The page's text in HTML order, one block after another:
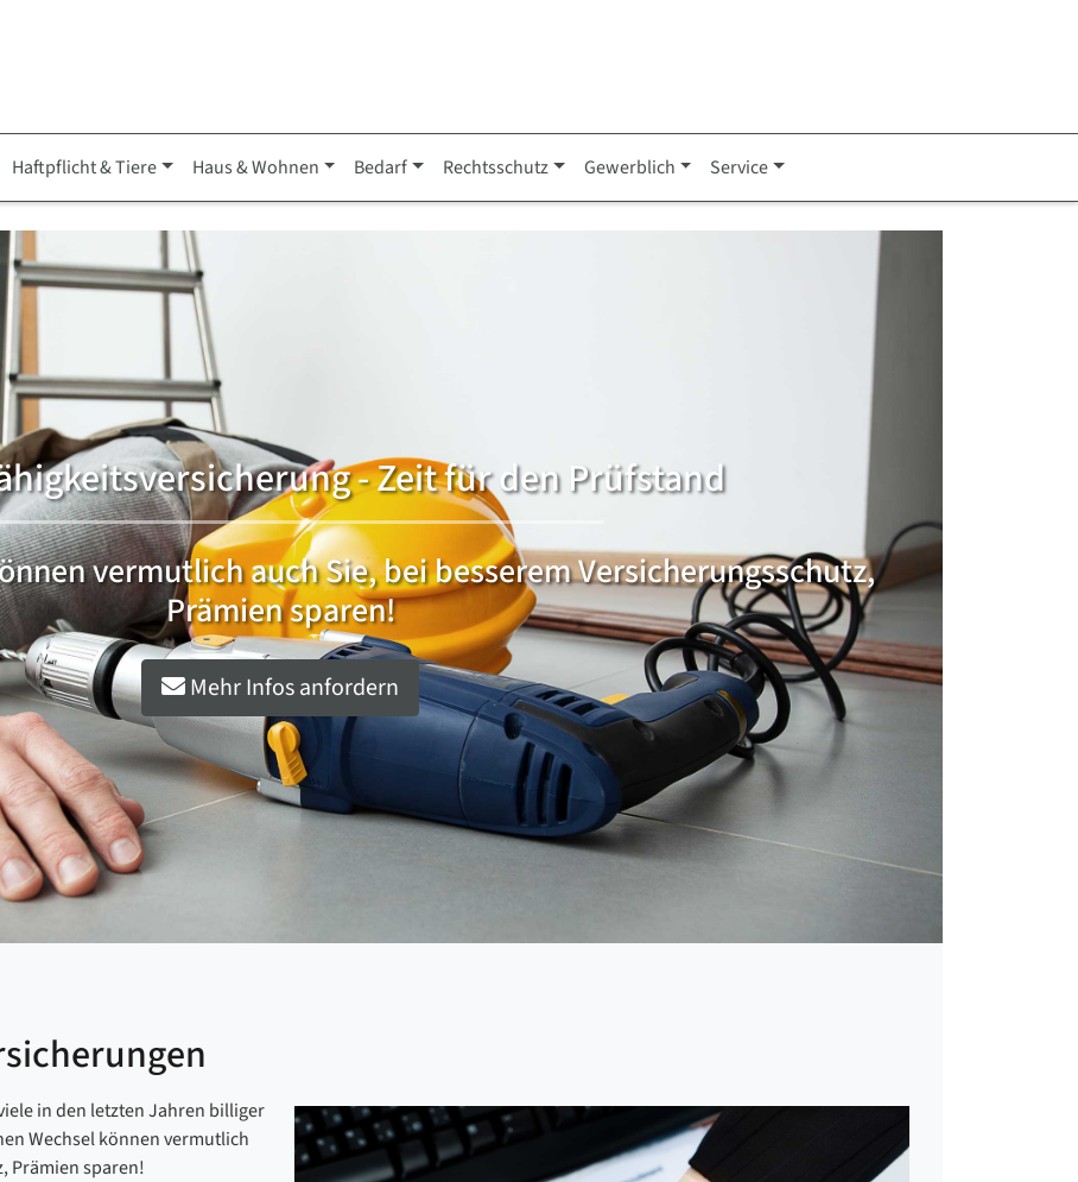
Haftpflicht & Tiere Haus & Wohnen Bedarf Rechtsschutz Gewerblich Service
- Zeit für den Prüfstand
vermutlich auch Sie, bei besserem Versicherungsschutz,
Prämien sparen!
Mehr Infos anfordern
in den letzten Jahren billiger
Wechsel können vermutlich
Prämien sparen!